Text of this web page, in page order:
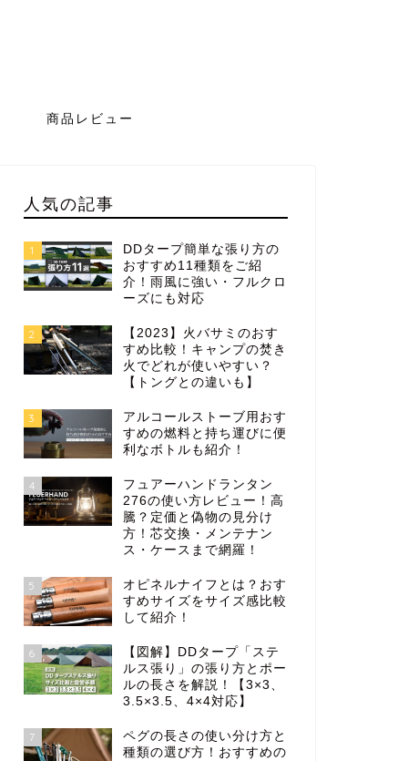
商品レビュー
人気の記事
1
DDタープ簡単な張り方の
おすすめ11種類をご紹
介！雨風に強い・フルクロ
ーズにも対応
2
【2023】火バサミのおす
すめ比較！キャンプの焚き
火でどれが使いやすい？
【トングとの違いも】
3
アルコールストーブ用おす
すめの燃料と持ち運びに便
利なボトルも紹介！
4
フュアーハンドランタン
276の使い方レビュー！高
騰？定価と偽物の見分け
方！芯交換・メンテナン
ス・ケースまで網羅！
5
オピネルナイフとは？おす
すめサイズをサイズ感比較
して紹介！
6
【図解】DDタープ「ステ
ルス張り」の張り方とポー
ルの長さを解説！【3×3、
3.5×3.5、4×4対応】
7
ペグの長さの使い分け方と
種類の選び方！おすすめの